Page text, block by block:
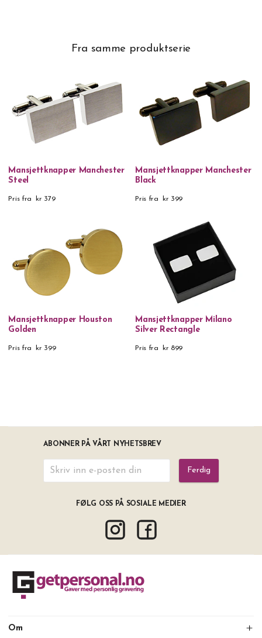
Fra samme produktserie
Mansjettknapper Manchester
Steel
Pris fra kr 379
Mansjettknapper Manchester
Black
Pris fra kr 399
Mansjettknapper Houston
Golden
Pris fra kr 399
Mansjettknapper Milano
Silver Rectangle
Pris fra kr 899
ABONNER PÅ VÅRT NYHETSBREV
Ferdig
FØLG OSS PÅ SOSIALE MEDIER
Om